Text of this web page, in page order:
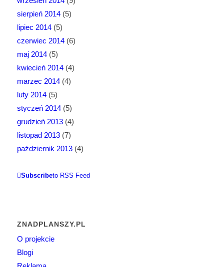
sierpień 2014(5)
lipiec 2014(5)
czerwiec 2014(6)
maj 2014(5)
kwiecień 2014(4)
marzec 2014(4)
luty 2014(5)
styczeń 2014(5)
grudzień 2013(4)
listopad 2013(7)
październik 2013(4)
Subscribeto RSS Feed
ZNADPLANSZY.PL
O projekcie
Blogi